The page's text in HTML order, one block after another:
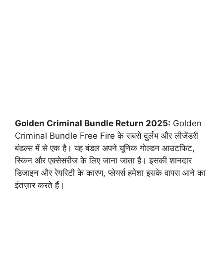
Golden Criminal Bundle Return 2025: Golden
Criminal Bundle Free Fire के सबसे दुर्लभ और लीजेंडरी
बंडल्स में से एक है। यह बंडल अपने यूनिक गोल्डन आउटफिट,
स्किन और एक्सेसरीज के लिए जाना जाता है। इसकी शानदार
डिजाइन और रेयरिटी के कारण, प्लेयर्स हमेशा इसके वापस आने का
इंतज़ार करते हैं।